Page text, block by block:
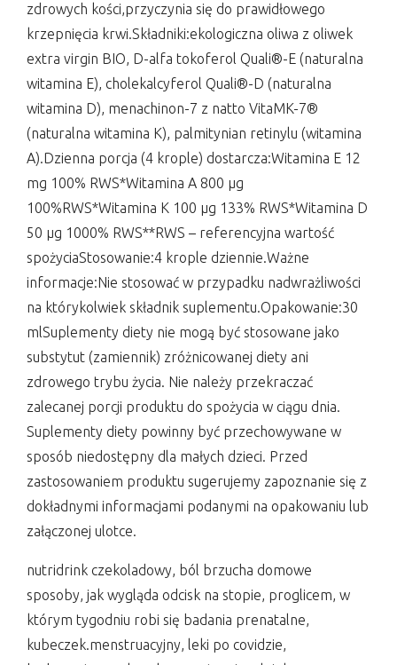
zdrowych kości,przyczynia się do prawidłowego
krzepnięcia krwi.Składniki:ekologiczna oliwa z oliwek
extra virgin BIO, D-alfa tokoferol Quali®-E (naturalna
witamina E), cholekalcyferol Quali®-D (naturalna
witamina D), menachinon-7 z natto VitaMK-7®
(naturalna witamina K), palmitynian retinylu (witamina
A).Dzienna porcja (4 krople) dostarcza:Witamina E 12
mg 100% RWS*Witamina A 800 µg
100%RWS*Witamina K 100 µg 133% RWS*Witamina D
50 µg 1000% RWS**RWS – referencyjna wartość
spożyciaStosowanie:4 krople dziennie.Ważne
informacje:Nie stosować w przypadku nadwrażliwości
na którykolwiek składnik suplementu.Opakowanie:30
mlSuplementy diety nie mogą być stosowane jako
substytut (zamiennik) zróżnicowanej diety ani
zdrowego trybu życia. Nie należy przekraczać
zalecanej porcji produktu do spożycia w ciągu dnia.
Suplementy diety powinny być przechowywane w
sposób niedostępny dla małych dzieci. Przed
zastosowaniem produktu sugerujemy zapoznanie się z
dokładnymi informacjami podanymi na opakowaniu lub
załączonej ulotce.
nutridrink czekoladowy, ból brzucha domowe
sposoby, jak wygląda odcisk na stopie, proglicem, w
którym tygodniu robi się badania prenatalne,
kubeczek.menstruacyjny, leki po covidzie,